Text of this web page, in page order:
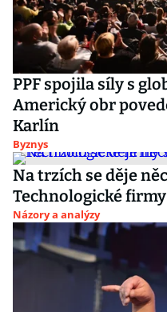
PPF spojila síly s
Americký obr
Karlín
Byznys
Na trzích se děje
Technologické
Názory a analýzy